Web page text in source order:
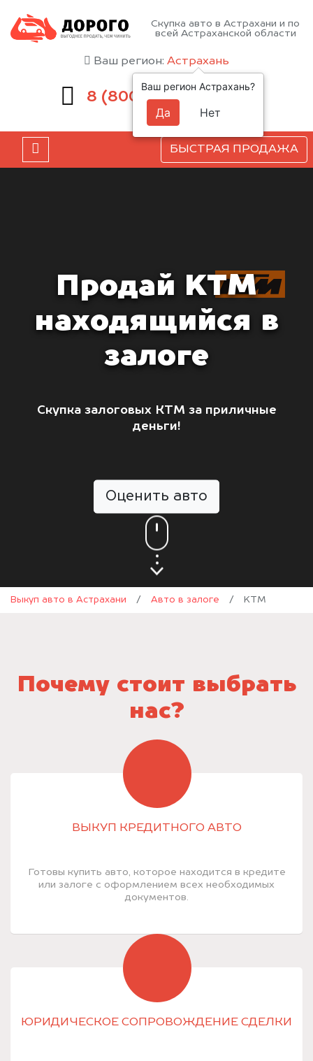
Скупка авто в Астрахани и по
всей Астраханской области
Ваш регион: Астрахань
8 (800)551-81-15
БЫСТРАЯ ПРОДАЖА
Продай KTM
находящийся в
залоге
Скупка залоговых КТМ за приличные
деньги!
Оценить авто
Выкуп авто в Астрахани / Авто в залоге / KTM
Почему стоит выбрать
нас?
ВЫКУП КРЕДИТНОГО АВТО
Готовы купить авто, которое находится в кредите
или залоге с оформлением всех необходимых
документов.
ЮРИДИЧЕСКОЕ СОПРОВОЖДЕНИЕ СДЕЛКИ
Ваш регион Астрахань?
Да Нет